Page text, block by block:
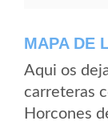
MAPA DE
Aqui os
carreteras
Horcones